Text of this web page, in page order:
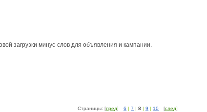
загрузки минус-слов для объявления и кампании.
Страницы: [пред] 6 | 7 | 8 | 9 | 10 [след]